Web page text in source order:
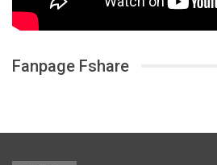
Fanpage Fshare